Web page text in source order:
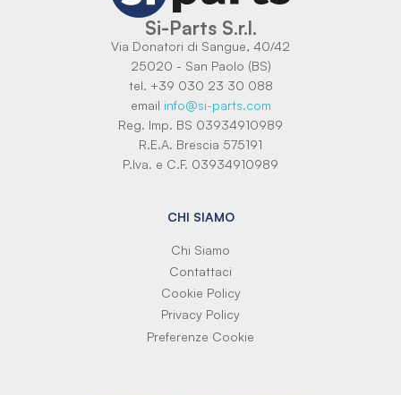
Si-Parts S.r.l.
Via Donatori di Sangue, 40/42
25020 - San Paolo (BS)
tel. +39 030 23 30 088
email info@si-parts.com
Reg. Imp. BS 03934910989
R.E.A. Brescia 575191
P.Iva. e C.F. 03934910989
CHI SIAMO
Chi Siamo
Contattaci
Cookie Policy
Privacy Policy
Preferenze Cookie